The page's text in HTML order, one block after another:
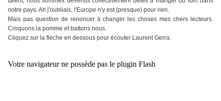
notre pays. Ah j'oubliais, l'Europe n'y est (presque) pour rien.
Mais pas question de renoncer à changer les choses mes chers lecteurs.
Croquons la pomme et battons nous.
Cliquez sur la flèche en dessous pour écouter Laurent Gerra.